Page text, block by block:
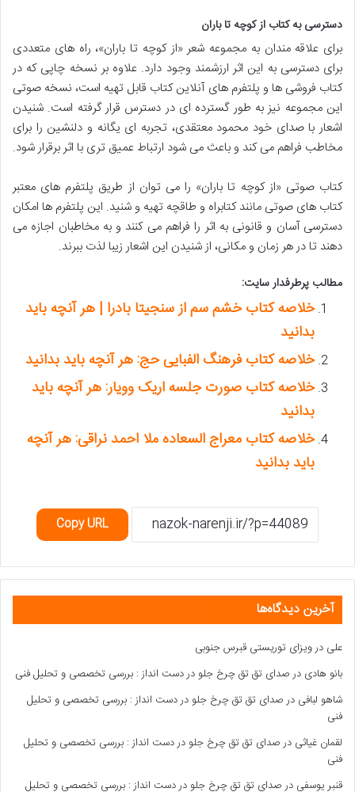
دسترسی به کتاب از کوچه تا باران
برای علاقه مندان به مجموعه شعر «از کوچه تا باران»، راه های متعددی
برای دسترسی به این اثر ارزشمند وجود دارد. علاوه بر نسخه چاپی که در
کتاب فروشی ها و پلتفرم های آنلاین کتاب قابل تهیه است، نسخه صوتی
این مجموعه نیز به طور گسترده ای در دسترس قرار گرفته است. شنیدن
اشعار با صدای خود محمود معتقدی، تجربه ای یگانه و دلنشین را برای
مخاطب فراهم می کند و باعث می شود ارتباط عمیق تری با اثر برقرار شود.
کتاب صوتی «از کوچه تا باران» را می توان از طریق پلتفرم های معتبر
کتاب های صوتی مانند کتابراه و طاقچه تهیه و شنید. این پلتفرم ها امکان
دسترسی آسان و قانونی به اثر را فراهم می کنند و به مخاطبان اجازه می
دهند تا در هر زمان و مکانی، از شنیدن این اشعار زیبا لذت ببرند.
مطالب پرطرفدار سایت:
خلاصه کتاب خشم سم از سنجیتا بادرا | هر آنچه باید
بدانید
خلاصه کتاب فرهنگ الفبایی حج: هر آنچه باید بدانید
خلاصه کتاب صورت جلسه اریک وویار: هر آنچه باید
بدانید
خلاصه کتاب معراج السعاده ملا احمد نراقی: هر آنچه
باید بدانید
Copy URL
آخرین دیدگاه‌ها
علی درویزای توریستی قبرس جنوبی
بانو هادی درصدای تق تق چرخ جلو در دست انداز : بررسی تخصصی و تحلیل فنی
شاهو لبافی درصدای تق تق چرخ جلو در دست انداز : بررسی تخصصی و تحلیل
فنی
لقمان غیاثی درصدای تق تق چرخ جلو در دست انداز : بررسی تخصصی و تحلیل
فنی
قنبر یوسفی درصدای تق تق چرخ جلو در دست انداز : بررسی تخصصی و تحلیل